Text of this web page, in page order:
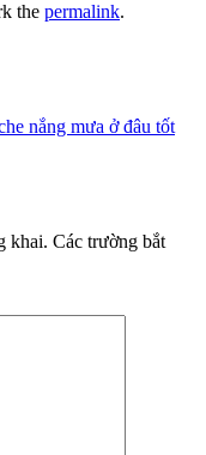
the permalink.
nắng mưa ở đâu tốt
khai. Các trường bắt